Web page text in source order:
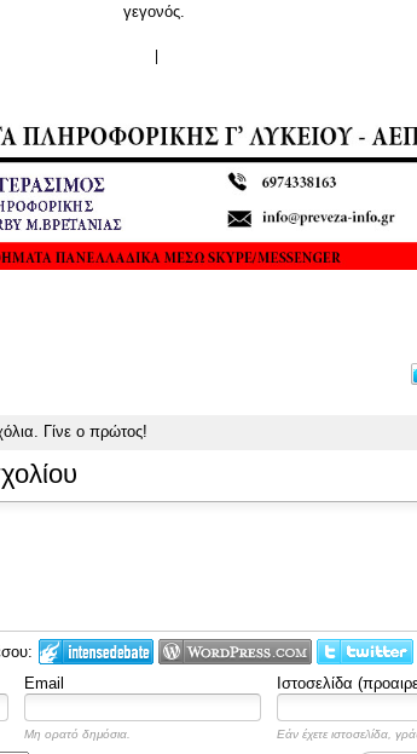
γεγονός.
|
Γίνε ο πρώτος!
Email Ιστοσελίδα
Μη ορατό δημόσια. Εάν έχετε ιστοσελίδα,